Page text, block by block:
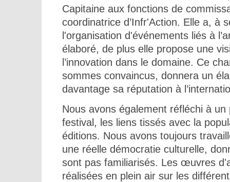
Capitaine aux fonctions de
coordinatrice d’Infr'Action. Elle a, à
l'organisation d'événements liés à
élaboré, de plus elle propose une
l’innovation dans le domaine. Ce
sommes convaincus, donnera un
davantage sa réputation à
Nous avons également réfléchi à
festival, les liens tissés avec la
éditions. Nous avons toujours
une réelle démocratie culturelle,
sont pas familiarisés. Les œuvres
réalisées en plein air sur les